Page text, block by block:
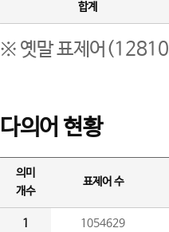
합계
※ 옛말 표제어(12810
다의어 현황
의미
개수
표제어 수
1 1054629